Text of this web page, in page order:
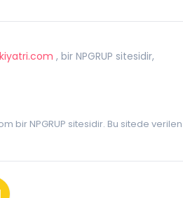
, bir NPGRUP sitesidir,
bir NPGRUP sitesidir. Bu sitede